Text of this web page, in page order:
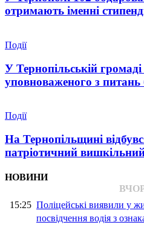
отримають іменні
Події
У Тернопільській
уповноваженого з питань
Події
На Тернопільщині
патріотичний
НОВИНИ
15:25 Поліцейські виявили у
посвідчення водія з